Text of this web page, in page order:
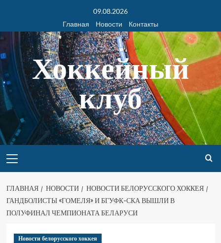
09.08.2026
Главная
Новости Контакты
Хоккейный
клуб
ГЛАВНАЯ НОВОСТИ
НОВОСТИ БЕЛОРУССКОГО ХОККЕЯ
ГАНДБОЛИСТЫ «ГОМЕЛЯ» И БГУФК-СКА ВЫШЛИ В
ПОЛУФИНАЛ ЧЕМПИОНАТА БЕЛАРУСИ
Новости белорусского хоккея